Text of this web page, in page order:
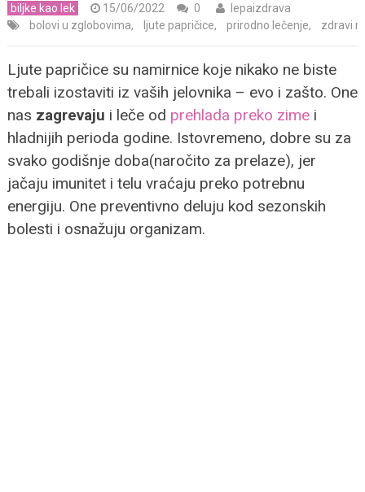
biljke kao lek 15/06/2022 0
lepaizdrava
bolovi u zglobovima, ljute papričice, prirodno lečenje, zdravi
Ljute papričice su namirnice koje nikako ne biste
trebali izostaviti iz vaših jelovnika – evo i zašto. One
nas zagrevaju i leče od prehlada preko zimei
hladnijih perioda godine. Istovremeno, dobre su za
svako godišnje doba(naročito za prelaze), jer
jačaju imunitet i telu vraćaju preko potrebnu
energiju. One preventivno deluju kod sezonskih
bolesti i osnažuju organizam.